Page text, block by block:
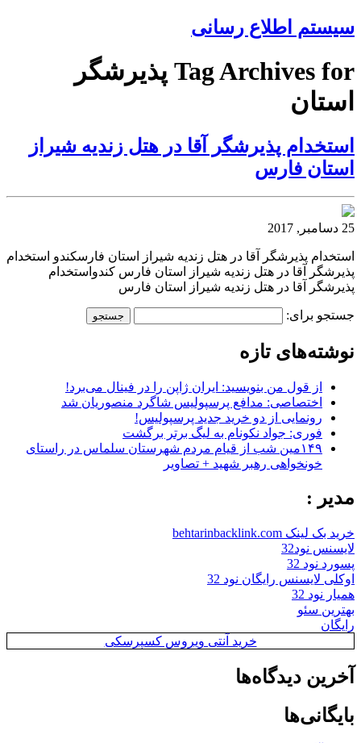
سیستم اطلاع رسانی
Tag Archives for پذیرشگر
استان
استخدام پذیرشگر آقا در هتل زندیه شیراز
استان فارس
25 دسامبر, 2017
استخدام پذیرشگر آقا در هتل زندیه شیراز استان فارسکندو استخدام
پذیرشگر آقا در هتل زندیه شیراز استان فارس کندواستخدام
پذیرشگر آقا در هتل زندیه شیراز استان فارس
جستجو برای:
نوشته‌های تازه
از قول من بنویسید: ایران ژاپن را در فینال می‌برد!
اختصاصی: مدافع پرسپولیس شاگرد منصوریان شد
رونمایی از دو خرید جدید پرسپولیس!
فوری: جواد نکونام به لیگ برتر برگشت
۱۴۹مین شب از قیام مردم شهرستان سلماس در راستای
خونخواهی رهبر شهید + تصاویر
مدیر :
خرید بک لینک behtarinbacklink.com
لایسنس نود32
پسورد نود 32
اوکلی لایسنس رایگان نود 32
همیار نود 32
بهترین سئو
رایگان
خرید آنتی ویروس کسپرسکی
آخرین دیدگاه‌ها
بایگانی‌ها